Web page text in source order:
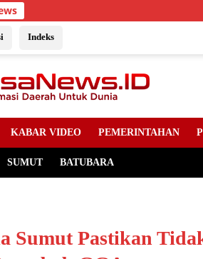
Indeks
KABAR VIDEO PEMERINTAHAN
SUMUT BATUBARA
Sumut Pastikan